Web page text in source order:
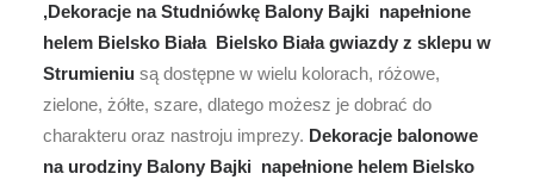
,Dekoracje na Studniówkę Balony Bajki napełnione
helem Bielsko Biała Bielsko Biała gwiazdy z sklepu w
Strumieniu są dostępne w wielu kolorach, różowe,
zielone, żółte, szare, dlatego możesz je dobrać do
charakteru oraz nastroju imprezy. Dekoracje balonowe
na urodziny Balony Bajki napełnione helem Bielsko